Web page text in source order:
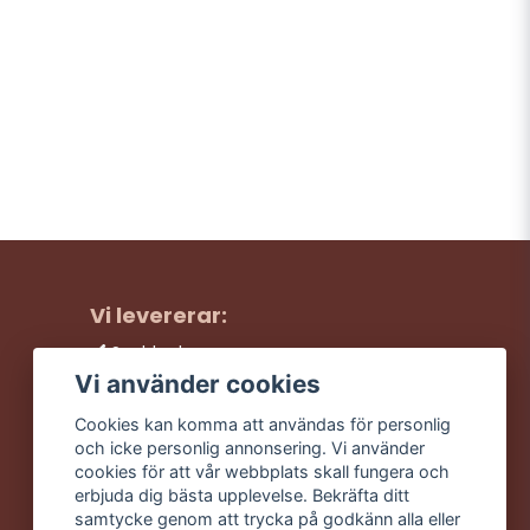
Vi levererar:
Snabba leveranser
Trygga köp
Fri frakt över 499:-
Trevlig kundtjänst
Vi använder cookies
Cookies kan komma att användas för personlig
och icke personlig annonsering. Vi använder
cookies för att vår webbplats skall fungera och
erbjuda dig bästa upplevelse. Bekräfta ditt
samtycke genom att trycka på godkänn alla eller